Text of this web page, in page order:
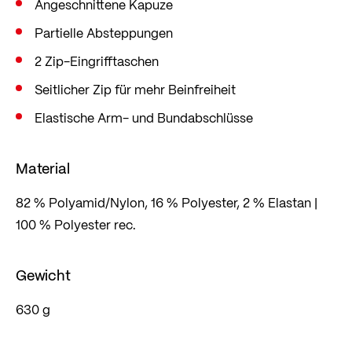
Angeschnittene Kapuze
Partielle Absteppungen
2 Zip-Eingrifftaschen
Seitlicher Zip für mehr Beinfreiheit
Elastische Arm- und Bundabschlüsse
Material
82 % Polyamid/Nylon, 16 % Polyester, 2 % Elastan |
100 % Polyester rec.
Gewicht
630 g